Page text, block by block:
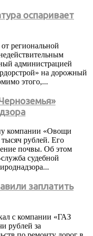
оспаривает
региональной
администрацией
на дорожный
этого,...
компании «Овощи
рублей. Его
почвы. Об этом
судебной
заплатить
с компании «ГАЗ
рублей за